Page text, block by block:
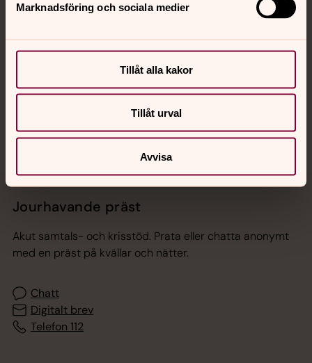
Marknadsföring och sociala medier
Tillåt alla kakor
Tillåt urval
Avvisa
Hitta snabbt
Sociala kanaler
Jourhavande präst
Akut samtals- och krisstöd. Prata eller chatta anonymt
med en präst på kvällar och nätter.
Chatt
Digitalt brev
Telefon 112